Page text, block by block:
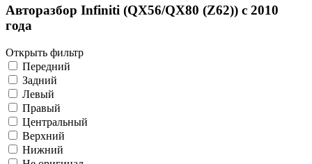
Авторазбор Infiniti (QX56/QX80 (Z62)) с 2010
года
Открыть фильтр
Передний
Задний
Левый
Правый
Центральный
Верхний
Нижний